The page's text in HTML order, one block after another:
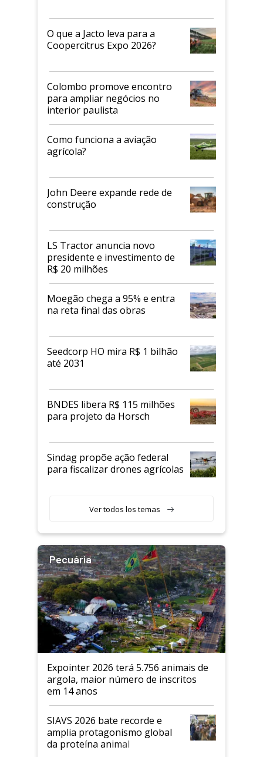
O que a Jacto leva para a
Coopercitrus Expo 2026?
Colombo promove encontro
para ampliar negócios no
interior paulista
Como funciona a aviação
agrícola?
John Deere expande rede de
construção
LS Tractor anuncia novo
presidente e investimento de
R$ 20 milhões
Moegão chega a 95% e entra
na reta final das obras
Seedcorp HO mira R$ 1 bilhão
até 2031
BNDES libera R$ 115 milhões
para projeto da Horsch
Sindag propõe ação federal
para fiscalizar drones agrícolas
Ver todos los temas
Pecuária
Expointer 2026 terá 5.756 animais de
argola, maior número de inscritos
em 14 anos
SIAVS 2026 bate recorde e
amplia protagonismo global
da proteína animal